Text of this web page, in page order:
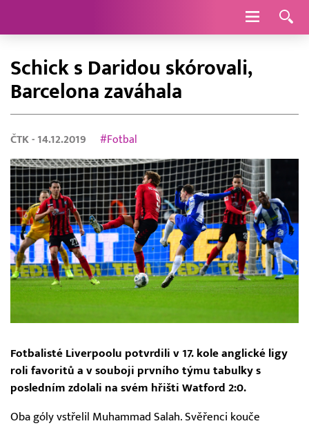
Navigace
Schick s Daridou skórovali,
Barcelona zaváhala
ČTK - 14.12.2019 #Fotbal
Fotbalisté Liverpoolu potvrdili v 17. kole anglické ligy
roli favoritů a v souboji prvního týmu tabulky s
posledním zdolali na svém hřišti Watford 2:0.
Oba góly vstřelil Muhammad Salah. Svěřenci kouče